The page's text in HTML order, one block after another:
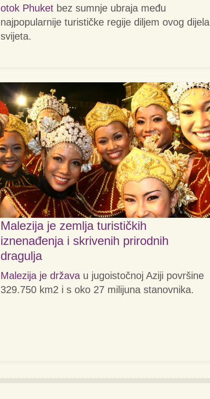
otok Phuket bez sumnje ubraja među
najpopularnije turističke regije diljem ovog dijela
svijeta.
Malezija je zemlja turističkih
iznenađenja i skrivenih prirodnih
dragulja
Malezija je država u jugoistočnoj Aziji površine
329.750 km2 i s oko 27 milijuna stanovnika.